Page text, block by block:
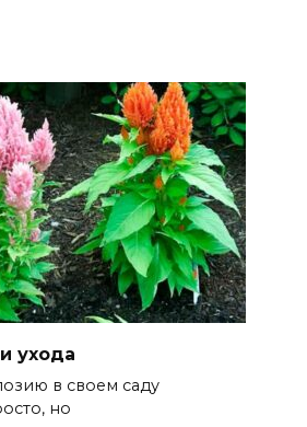
ухода
в своем саду
но